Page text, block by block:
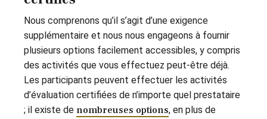
Nous comprenons qu’il s’agit d’une exigence
supplémentaire et nous nous engageons à fournir
plusieurs options facilement accessibles, y compris
des activités que vous effectuez peut-être déjà.
Les participants peuvent effectuer les activités
d’évaluation certifiées de n’importe quel prestataire
; il existe de nombreuses options, en plus de